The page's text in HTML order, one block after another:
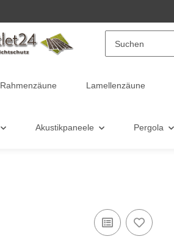
Rahmenzäune Lamellenzäune
Akustikpaneele Pergola